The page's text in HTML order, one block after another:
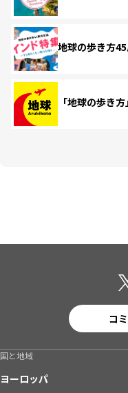
地球の歩き方
「地球の歩き
コ
国と地域
ヨーロッパ